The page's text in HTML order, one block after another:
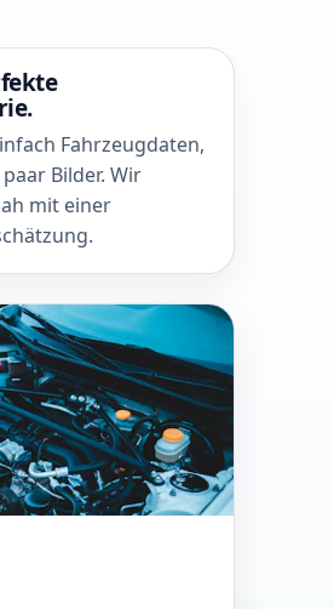
Fahrzeugdaten,
Bilder. Wir
mit einer